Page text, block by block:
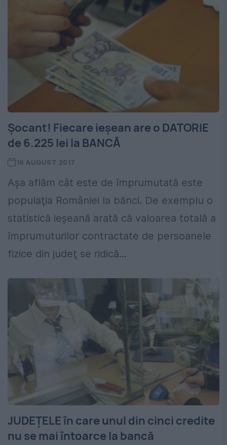
Şocant! Fiecare ieşean are o DATORIE
de 6.225 lei la BANCĂ
16 AUGUST 2017
Aşa aflăm cât este de împrumutată este
populaţia României la bănci. De exemplu o
statistică ieşeană arată că valoarea totală a
împrumuturilor contractate de persoanele
fizice din judeţ se ridică...
JUDEȚELE în care unul din cinci credite
nu se mai întoarce la bancă